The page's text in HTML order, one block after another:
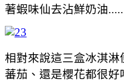
著蝦味仙去沾鮮奶油.....
相對來說這三盒冰淇淋
蕃茄、還是櫻花都很